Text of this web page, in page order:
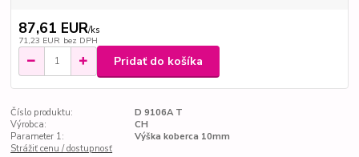
87,61 EUR/ks
71,23 EUR bez DPH
Pridať do košíka
Číslo produktu:
D 9106A T
Výrobca:
CH
Parameter 1:
Výška koberca 10mm
Strážiť cenu / dostupnosť